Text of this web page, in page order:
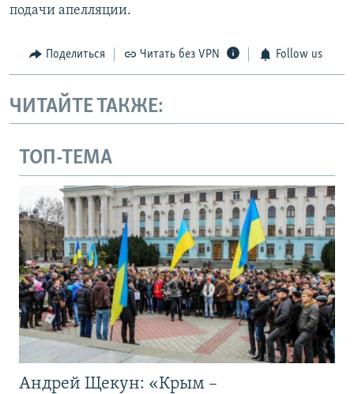
подачи апелляции.
Поделиться Читать без VPN Follow us
ЧИТАЙТЕ ТАКЖЕ:
ТОП-ТЕМА
Андрей Щекун: «Крым –